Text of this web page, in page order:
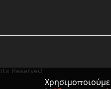
Reserved